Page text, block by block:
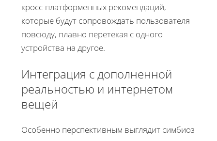
кросс-платформенных рекомендаций,
которые будут сопровождать пользователя
повсюду, плавно перетекая с одного
устройства на другое.
Интеграция с дополненной
реальностью и интернетом
вещей
Особенно перспективным выглядит симбиоз